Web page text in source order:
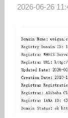
2026-06-26